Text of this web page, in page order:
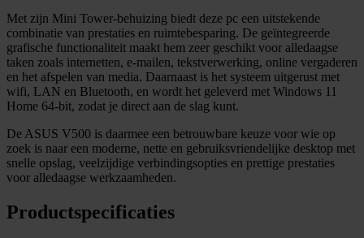
Met zijn Mini Tower-behuizing biedt deze pc een uitstekende
combinatie van prestaties en ruimtebesparing. De geïntegreerde
grafische functionaliteit maakt hem zeer geschikt voor alledaagse
taken zoals internetten, e-mailen, tekstverwerking, online vergaderen
en het afspelen van media. Daarnaast is het systeem uitgerust met
wifi, LAN en Bluetooth, en wordt het geleverd met Windows 11
Home 64-bit, zodat je direct aan de slag kunt.
De ASUS V500 is daarmee een betrouwbare keuze voor wie op
zoek is naar een moderne, nette en gebruiksvriendelijke desktop met
snelle opslag, veelzijdige verbindingsopties en prettige prestaties
voor alledaagse werkzaamheden.
Productspecificaties